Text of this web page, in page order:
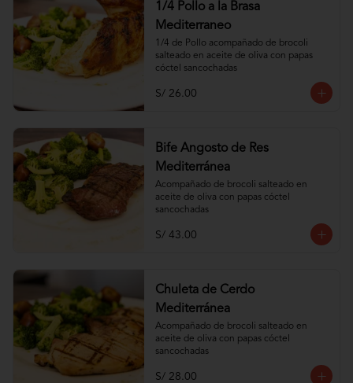
1/4 Pollo a la Brasa
Mediterraneo
1/4 de Pollo acompañado de brocoli
salteado en aceite de oliva con papas
cóctel sancochadas
S/ 26.00
Bife Angosto de Res
Mediterránea
Acompañado de brocoli salteado en
aceite de oliva con papas cóctel
sancochadas
S/ 43.00
Chuleta de Cerdo
Mediterránea
Acompañado de brocoli salteado en
aceite de oliva con papas cóctel
sancochadas
S/ 28.00